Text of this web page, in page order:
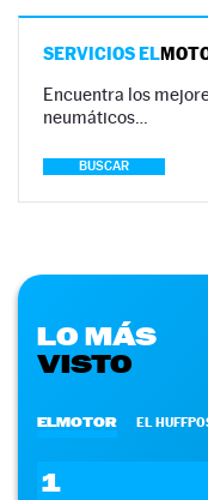
SERVICIOS EL
Encuentra los
neumáticos…
BUSCAR
LO MÁS
VISTO
ELMOTOR EL
1